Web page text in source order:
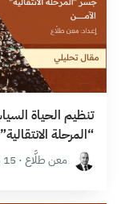
تنظيم الحياة
“المرحلة
معن طلَّاع · 15 دقيقة